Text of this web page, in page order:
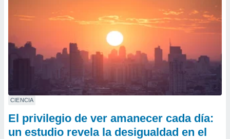
CIENCIA
El privilegio de ver amanecer cada día:
un estudio revela la desigualdad en el